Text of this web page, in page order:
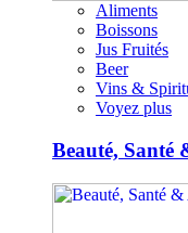
Aliments
Boissons
Jus Fruités
Beer
Vins &
Voyez plus
Beauté, Santé